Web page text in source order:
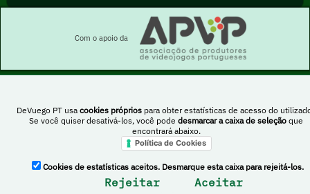
DeVuego PT usa cookies própriospara obter estatísticas de acesso do
Se você quiser desativá-los, você pode desmarcar a caixa de seleção que
encontrará abaixo.
Política de Cookies
Cookies de estatísticas aceitos. Desmarque esta caixa para rejeitá-los.
Rejeitar Aceitar
Com o apoio da
Esta obra está sob uma licença Creative Commons Atribuição-NãoComercial-
PartilhaIgual 4.0 Internacional
DeVuego Espanha
DeVuego LATAM
DeVuego Portugal